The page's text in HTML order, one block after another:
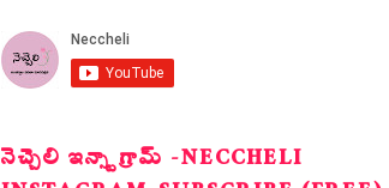
నెచ్చెలి ఇన్స్టాగ్రామ్ -NECCHELI